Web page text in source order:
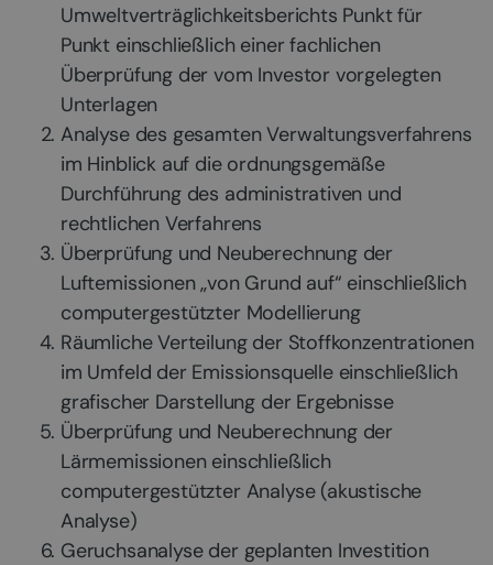
Umweltverträglichkeitsberichts Punkt für
Punkt einschließlich einer fachlichen
Überprüfung der vom Investor vorgelegten
Unterlagen
Analyse des gesamten Verwaltungsverfahrens
im Hinblick auf die ordnungsgemäße
Durchführung des administrativen und
rechtlichen Verfahrens
Überprüfung und Neuberechnung der
Luftemissionen „von Grund auf“ einschließlich
computergestützter Modellierung
Räumliche Verteilung der Stoffkonzentrationen
im Umfeld der Emissionsquelle einschließlich
grafischer Darstellung der Ergebnisse
Überprüfung und Neuberechnung der
Lärmemissionen einschließlich
computergestützter Analyse (akustische
Analyse)
Geruchsanalyse der geplanten Investition